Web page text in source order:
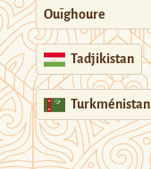
Ouïghoure
Tadjikistan
Turkménistan